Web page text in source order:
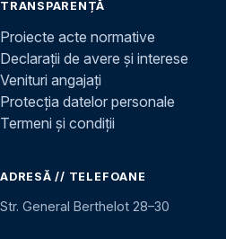
TRANSPARENȚĂ
Proiecte acte normative
Declarații de avere și interese
Venituri angajați
Protecția datelor personale
Termeni și condiții
ADRESĂ // TELEFOANE
Str. General Berthelot 28–30